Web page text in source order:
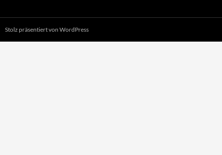
Stolz präsentiert von WordPress